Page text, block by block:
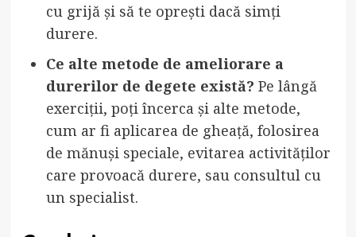
cu grijă și să te oprești dacă simți
durere.
Ce alte metode de ameliorare a
durerilor de degete există? Pe lângă
exerciții, poți încerca și alte metode,
cum ar fi aplicarea de gheață, folosirea
de mănuși speciale, evitarea activităților
care provoacă durere, sau consultul cu
un specialist.